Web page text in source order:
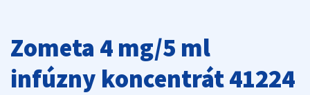
Zometa 4 mg/5 ml
infúzny koncentrát 41224